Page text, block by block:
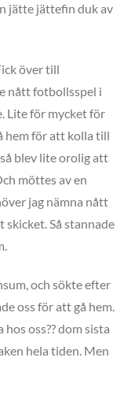
jätte jättefin duk av
över till
nått fotbollsspel i
Lite för mycket för
hem för att kolla till
blev lite orolig att
möttes av en
jag nämna nått
skicket. Så stannade
och sökte efter
oss för att gå hem.
oss?? dom sista
hela tiden. Men